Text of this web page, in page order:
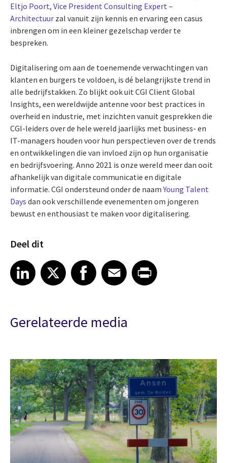
Eltjo Poort, Vice President Consulting Expert –
Architectuur zal vanuit zijn kennis en ervaring een casus
inbrengen om in een kleiner gezelschap verder te
bespreken.
Digitalisering om aan de toenemende verwachtingen van
klanten en burgers te voldoen, is dé belangrijkste trend in
alle bedrijfstakken. Zo blijkt ook uit CGI Client Global
Insights, een wereldwijde antenne voor best practices in
overheid en industrie, met inzichten vanuit gesprekken die
CGI-leiders over de hele wereld jaarlijks met business- en
IT-managers houden voor hun perspectieven over de trends
en ontwikkelingen die van invloed zijn op hun organisatie
en bedrijfsvoering. Anno 2021 is onze wereld meer dan ooit
afhankelijk van digitale communicatie en digitale
informatie. CGI ondersteund onder de naamYoung Talent
Days dan ook verschillende evenementen om jongeren
bewust en enthousiast te maken voor digitalisering.
Deel dit
Share article on LinkedIn
LinkedIn
Share article on XShare article on Facebook
Facebook
Share article on Email
EmailShare article on Print
Gerelateerde media